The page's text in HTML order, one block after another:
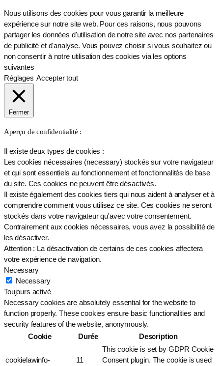
Nous utilisons des cookies pour vous garantir la meilleure
expérience sur notre site web. Pour ces raisons, nous pouvons
partager les données d'utilisation de notre site avec nos partenaires
de publicité et d'analyse. Vous pouvez choisir si vous souhaitez ou
non consentir à notre utilisation des cookies via les options
suivantes
Réglages Accepter tout
Fermer
Aperçu de confidentialité :
Il existe deux types de cookies :
Les cookies nécessaires (necessary) stockés sur votre navigateur
et qui sont essentiels au fonctionnement et fonctionnalités de base
du site. Ces cookies ne peuvent être désactivés.
Il existe également des cookies tiers qui nous aident à analyser et à
comprendre comment vous utilisez ce site. Ces cookies ne seront
stockés dans votre navigateur qu'avec votre consentement.
Contrairement aux cookies nécessaires, vous avez la possibilité de
les désactiver.
Attention : La désactivation de certains de ces cookies affectera
votre expérience de navigation.
Necessary
Necessary
Toujours activé
Necessary cookies are absolutely essential for the website to
function properly. These cookies ensure basic functionalities and
security features of the website, anonymously.
Cookie
Durée Description
cookielawinfo-
11
This cookie is set by GDPR Cookie
Consent plugin. The cookie is used